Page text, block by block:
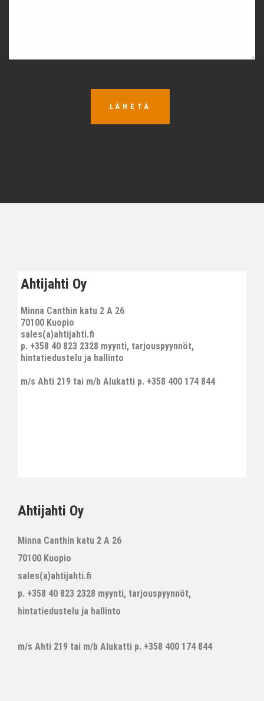
LÄHETÄ
Ahtijahti Oy
Minna Canthin katu 2 A 26
70100 Kuopio
sales(a)ahtijahti.fi
p. +358 40 823 2328 myynti, tarjouspyynnöt,
hintatiedustelu ja hallinto
m/s Ahti 219 tai m/b Alukatti p. +358 400 174 844
Ahtijahti Oy
Minna Canthin katu 2 A 26
70100 Kuopio
sales(a)ahtijahti.fi
p. +358 40 823 2328 myynti, tarjouspyynnöt,
hintatiedustelu ja hallinto
m/s Ahti 219 tai m/b Alukatti p. +358 400 174 844